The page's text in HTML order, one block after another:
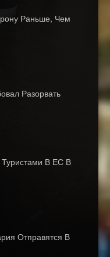
Раньше, Чем
Разорвать
Туристами В ЕС В
Отправятся В